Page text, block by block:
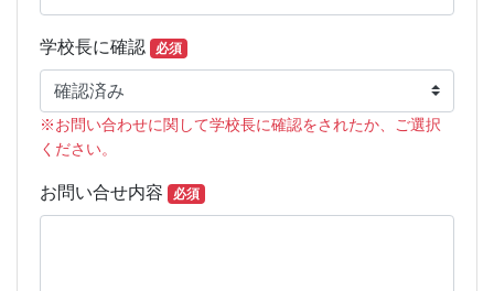
学校長に確認 必須
※お問い合わせに関して学校長に確認をされたか、ご選択
ください。
お問い合せ内容 必須